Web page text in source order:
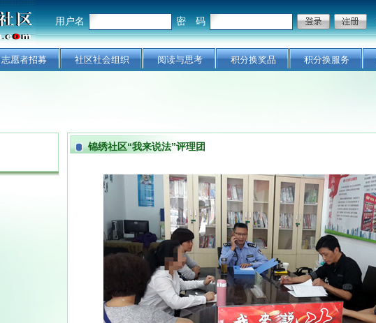
用户名 密 码
志愿者招募 社区社会组织 阅读与思考 积分换奖品 积分换服务
锦绣社区“我来说法”评理团